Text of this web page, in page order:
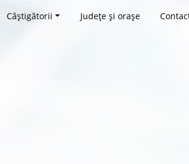
Câștigătorii Județe și orașe